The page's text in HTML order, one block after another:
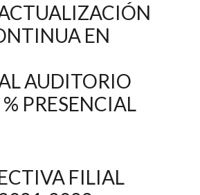
EN
AUDITORIO
PRESENCIAL
FILIAL